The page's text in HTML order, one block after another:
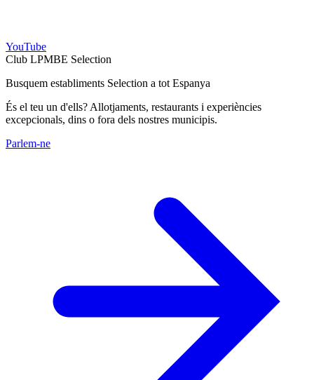
YouTube
Club LPMBE Selection
Busquem establiments Selection a tot Espanya
És el teu un d'ells? Allotjaments, restaurants i experiències
excepcionals, dins o fora dels nostres municipis.
Parlem-ne